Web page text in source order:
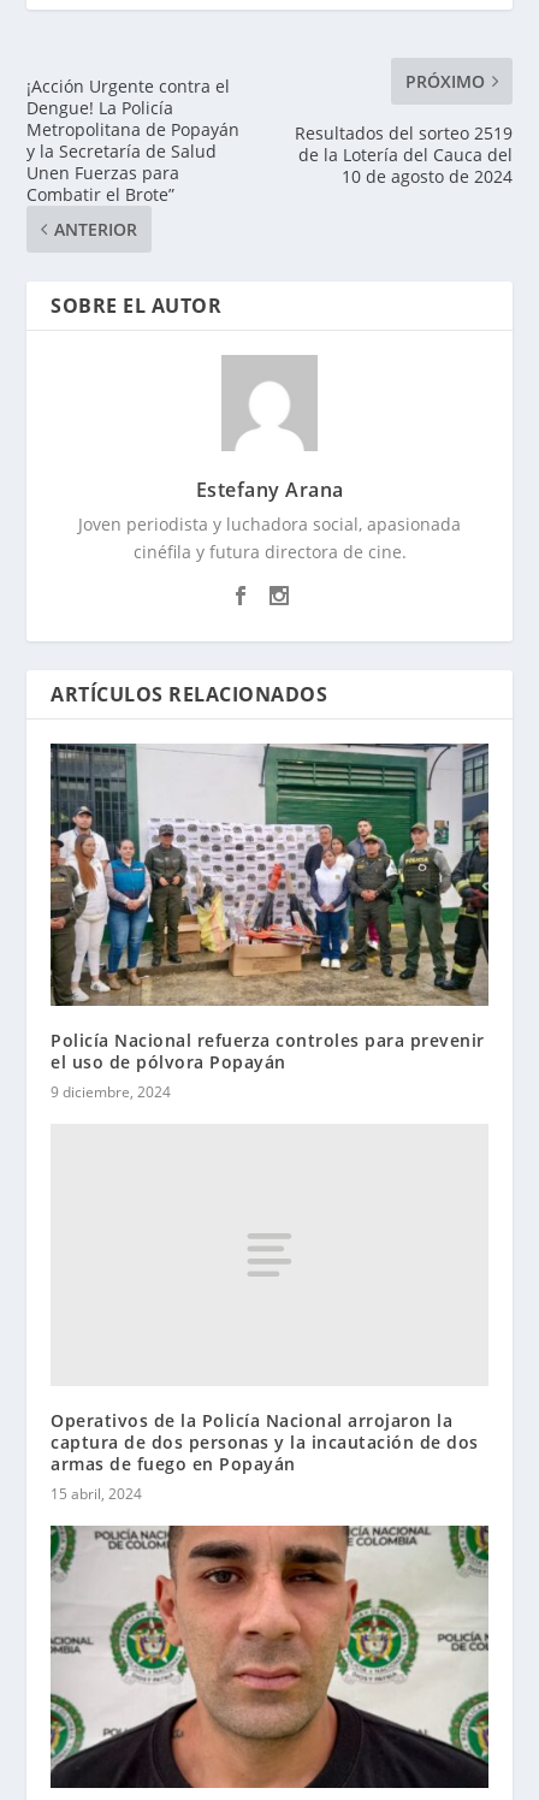
¡Acción Urgente contra el
Dengue! La Policía
Metropolitana de Popayán
y la Secretaría de Salud
Unen Fuerzas para
Combatir el Brote”
ANTERIOR
PRÓXIMO
Resultados del sorteo 2519
de la Lotería del Cauca del
10 de agosto de 2024
SOBRE EL AUTOR
Estefany Arana
Joven periodista y luchadora social, apasionada
cinéfila y futura directora de cine.
ARTÍCULOS RELACIONADOS
Policía Nacional refuerza controles para prevenir
el uso de pólvora Popayán
9 diciembre, 2024
Operativos de la Policía Nacional arrojaron la
captura de dos personas y la incautación de dos
armas de fuego en Popayán
15 abril, 2024